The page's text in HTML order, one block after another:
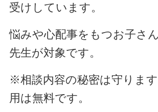
受けしています。
悩みや心配事をもつお子さん
先生が対象です。
※相談内容の秘密は守りま
用は無料です。